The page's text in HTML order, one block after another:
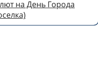
на День Города